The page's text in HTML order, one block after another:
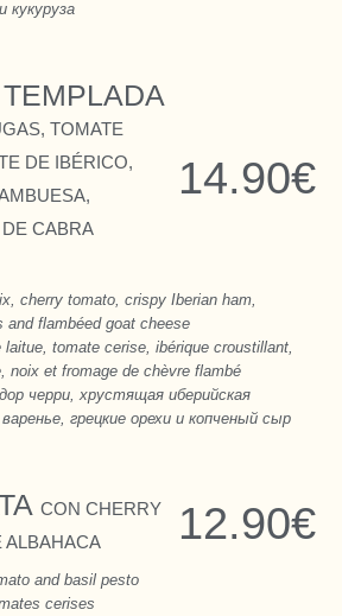
кукуруза
TOMATE
DE IBÉRICO,
CABRA
14.90€
cherry tomato, crispy Iberian ham,
and flambéed goat cheese
laitue, tomate cerise, ibérique croustillant,
noix et fromage de chèvre flambé
черри, хрустящая иберийская
грецкие орехи и копченый сыр
CON CHERRY
ALBAHACA
12.90€
and basil pesto
cerises